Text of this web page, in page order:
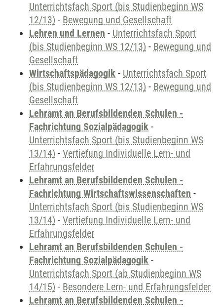
Unterrichtsfach Sport (bis Studienbeginn WS
12/13) - Bewegung und Gesellschaft
Lehren und Lernen - Unterrichtsfach Sport
(bis Studienbeginn WS 12/13) - Bewegung und
Gesellschaft
Wirtschaftspädagogik - Unterrichtsfach Sport
(bis Studienbeginn WS 12/13) - Bewegung und
Gesellschaft
Lehramt an Berufsbildenden Schulen -
Fachrichtung Sozialpädagogik -
Unterrichtsfach Sport (bis Studienbeginn WS
13/14) - Vertiefung Individuelle Lern- und
Erfahrungsfelder
Lehramt an Berufsbildenden Schulen -
Fachrichtung Wirtschaftswissenschaften -
Unterrichtsfach Sport (bis Studienbeginn WS
13/14) - Vertiefung Individuelle Lern- und
Erfahrungsfelder
Lehramt an Berufsbildenden Schulen -
Fachrichtung Sozialpädagogik -
Unterrichtsfach Sport (ab Studienbeginn WS
14/15) - Besondere Lern- und Erfahrungsfelder
Lehramt an Berufsbildenden Schulen -